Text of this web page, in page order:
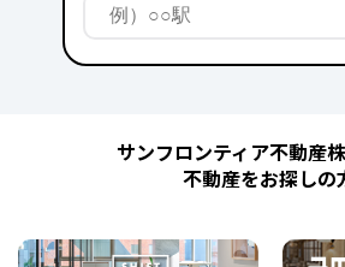
サンフロンティア不動産
不動産をお探しの